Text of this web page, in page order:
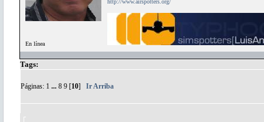
En línea
http://www.airspotters.org/
Tags:
Páginas: 1 ... 8 9 [10] Ir Arriba